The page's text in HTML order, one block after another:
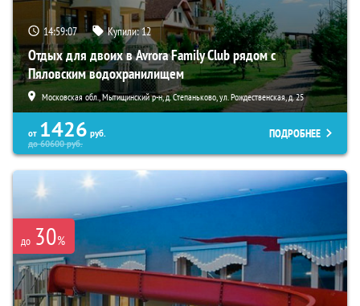
14:59:06 Купили:12
Отдых для двоих в Avrora Family Club рядом с
Пяловским водохранилищем
Московская обл., Мытищинский р-н, д. Степаньково, ул. Рождественская, д. 25
от 1426 руб.
до60600руб.
ПОДРОБНЕЕ
до 30%